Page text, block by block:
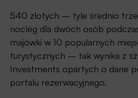
540 złotych – tyle średnio
nocleg dla dwóch osób
majówki w 10 popularnych
turystycznych – tak wynika z
Investments opartych o dane
portalu rezerwacyjnego.